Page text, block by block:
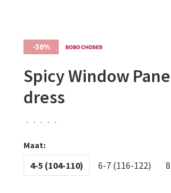
-50%
Spicy Window
dress
• • • • •
Maat:
4-5 (104-110) 6-7 (116-122)